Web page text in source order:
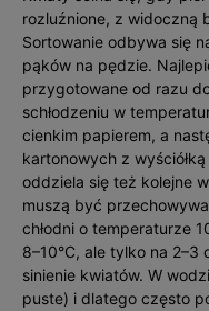
rozluźnione, z widoczną
Sortowanie odbywa się
pąków na pędzie.
przygotowane od razu
schłodzeniu w
cienkim papierem, a
kartonowych z
oddziela się też kolejne
muszą być
chłodni o temperaturze
8–10°C, ale tylko na
sinienie kwiatów. W
puste) i dlatego często